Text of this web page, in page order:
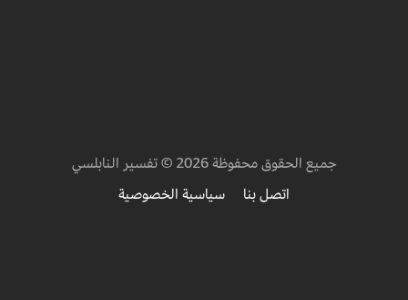
جميع الحقوق محفوظة 2026 © تفسير النابلسي
اتصل بنا
سياسية الخصوصية